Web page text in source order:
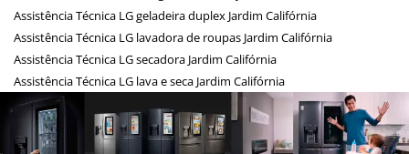
Assistência Técnica LG geladeira duplex Jardim Califórnia
Assistência Técnica LG lavadora de roupas Jardim Califórnia
Assistência Técnica LG secadora Jardim Califórnia
Assistência Técnica LG lava e seca Jardim Califórnia